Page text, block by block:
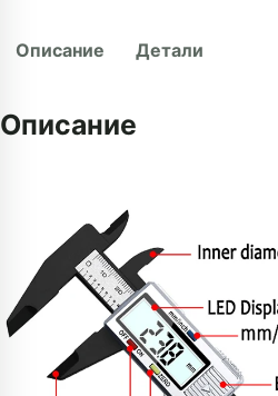
Описание Детали
Описание